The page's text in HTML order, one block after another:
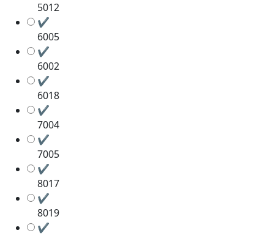
5012
✔
6005
✔
6002
✔
6018
✔
7004
✔
7005
✔
8017
✔
8019
✔